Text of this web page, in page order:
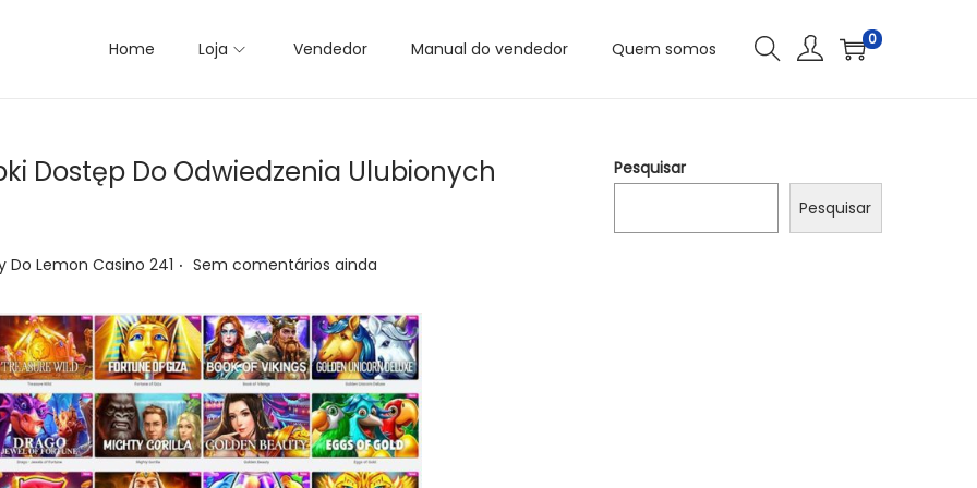
Home Loja Vendedor Manual do vendedor Quem somos 0
Dostęp Do Odwiedzenia Ulubionych
Do Lemon Casino 241 . Sem comentários ainda
Pesquisar
Pesquisar